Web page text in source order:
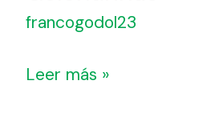
francogodol23
Leer más »